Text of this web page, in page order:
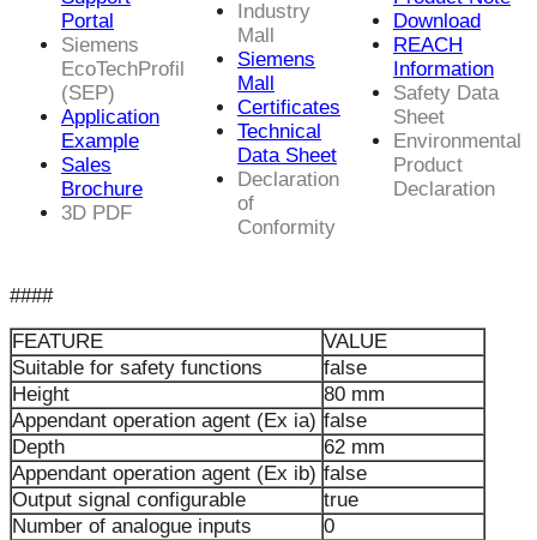
Portal
Siemens
EcoTechProfil
(SEP)
Application
Example
Sales
Brochure
3D PDF
Industry
Mall
Siemens
Mall
Certificates
Technical
Data Sheet
Declaration
of
Conformity
Download
REACH
Information
Safety Data
Sheet
Environmental
Product
Declaration
####
FEATURE
VALUE
Suitable for safety functions
false
Height
80 mm
Appendant operation agent (Ex ia) false
Depth
62 mm
Appendant operation agent (Ex ib) false
Output signal configurable
true
Number of analogue inputs
0